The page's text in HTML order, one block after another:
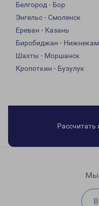
Белгород - Бор
Энгельс - Смоленск
Ереван - Казань
Биробиджан -
Шахты - Моршанск
Кропоткин - Бузулук
Рассчитать
Мы